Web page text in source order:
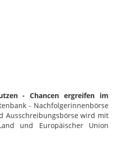
- Chancen ergreifen im
- Nachfolgerinnenbörse
Ausschreibungsbörse wird mit
und Europäischer Union